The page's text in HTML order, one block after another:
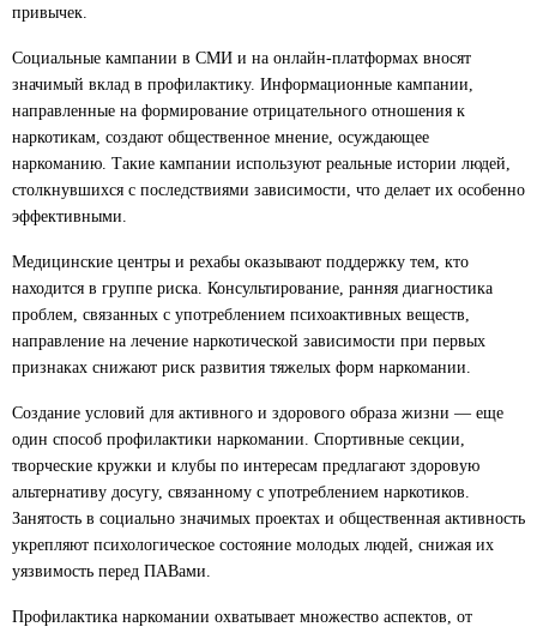
привычек.
Социальные кампании в СМИ и на онлайн-платформах вносят
значимый вклад в профилактику. Информационные кампании,
направленные на формирование отрицательного отношения к
наркотикам, создают общественное мнение, осуждающее
наркоманию. Такие кампании используют реальные истории людей,
столкнувшихся с последствиями зависимости, что делает их особенно
эффективными.
Медицинские центры и рехабы оказывают поддержку тем, кто
находится в группе риска. Консультирование, ранняя диагностика
проблем, связанных с употреблением психоактивных веществ,
направление на лечение наркотической зависимости при первых
признаках снижают риск развития тяжелых форм наркомании.
Создание условий для активного и здорового образа жизни — еще
один способ профилактики наркомании. Спортивные секции,
творческие кружки и клубы по интересам предлагают здоровую
альтернативу досугу, связанному с употреблением наркотиков.
Занятость в социально значимых проектах и общественная активность
укрепляют психологическое состояние молодых людей, снижая их
уязвимость перед ПАВами.
Профилактика наркомании охватывает множество аспектов, от